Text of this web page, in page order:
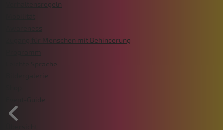
Verhaltensregeln
Zugang für Menschen mit Behinderung
Leichte Sprache
Bildergalerie